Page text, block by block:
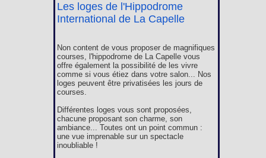
Les loges de l'Hippodrome
International de La Capelle
Non content de vous proposer de magnifiques
courses, l'hippodrome de La Capelle vous
offre également la possibilité de les vivre
comme si vous étiez dans votre salon... Nos
loges peuvent être privatisées les jours de
courses.
Différentes loges vous sont proposées,
chacune proposant son charme, son
ambiance... Toutes ont un point commun :
une vue imprenable sur un spectacle
inoubliable !